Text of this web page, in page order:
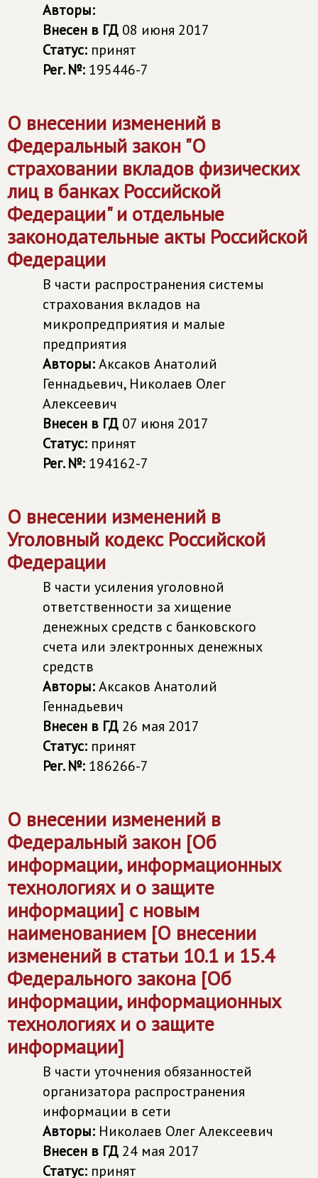
Авторы:
Внесен в ГД 08 июня 2017
Статус: принят
Рег. №: 195446-7
О внесении изменений в
Федеральный закон "О
страховании вкладов физических
лиц в банках Российской
Федерации" и отдельные
законодательные акты Российской
Федерации
В части распространения системы
страхования вкладов на
микропредприятия и малые
предприятия
Авторы:Аксаков Анатолий
Геннадьевич, Николаев Олег
Алексеевич
Внесен в ГД 07 июня 2017
Статус: принят
Рег. №: 194162-7
О внесении изменений в
Уголовный кодекс Российской
Федерации
В части усиления уголовной
ответственности за хищение
денежных средств с банковского
счета или электронных денежных
средств
Авторы:Аксаков Анатолий
Геннадьевич
Внесен в ГД 26 мая 2017
Статус: принят
Рег. №: 186266-7
О внесении изменений в
Федеральный закон [Об
информации, информационных
технологиях и о защите
информации] с новым
наименованием [О внесении
изменений в статьи 10.1 и 15.4
Федерального закона [Об
информации, информационных
технологиях и о защите
информации]
В части уточнения обязанностей
организатора распространения
информации в сети
Авторы: Николаев Олег Алексеевич
Внесен в ГД 24 мая 2017
Статус: принят